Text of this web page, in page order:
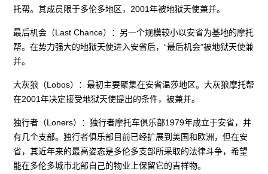
托帮。其成员限于多伦多地区，2001年被地狱天使兼并。
最后机会（Last Chance）：另一个规模较小以安省为基地的摩托
帮。在势力强大的地狱天使进入安省后，“最后机会”被地狱天使兼
并。
大灰狼（Lobos）：最初主要聚集在安省温莎地区。大灰狼摩托帮
在2001年决定接受地狱天使提出的条件，被兼并。
独行者（Loners）：独行者摩托车俱乐部1979年成立于安省，并
有几个支部。独行者俱乐部目前已经扩展到美国和欧洲，但在安
省，其近年来的最高姿态是多伦多支部所采取的法律斗争，希望
能在多伦多城市北部自己的物业上保留它的吉祥物。